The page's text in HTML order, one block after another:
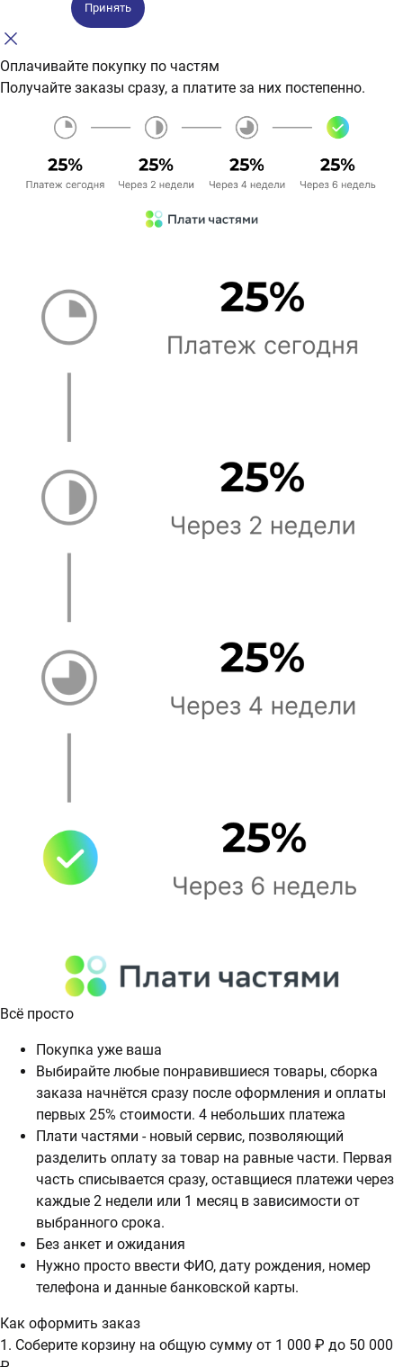
Принять
Оплачивайте покупку по частям
Получайте заказы сразу, а платите за них постепенно.
Всё просто
Покупка уже ваша
Выбирайте любые понравившиеся товары, сборка
заказа начнётся сразу после оформления и оплаты
первых 25% стоимости. 4 небольших платежа
Плати частями - новый сервис, позволяющий
разделить оплату за товар на равные части. Первая
часть списывается сразу, оставщиеся платежи через
каждые 2 недели или 1 месяц в зависимости от
выбранного срока.
Без анкет и ожидания
Нужно просто ввести ФИО, дату рождения, номер
телефона и данные банковской карты.
Как оформить заказ
1. Соберите корзину на общую сумму от 1 000 ₽ до 50 000